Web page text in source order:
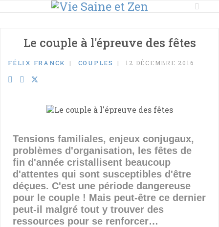
Le couple à l'épreuve des fêtes
FÉLIX FRANCK COUPLES 12 DÉCEMBRE 2016
Tensions familiales, enjeux conjugaux,
problèmes d'organisation, les fêtes de
fin d'année cristallisent beaucoup
d'attentes qui sont susceptibles d'être
déçues. C'est une période dangereuse
pour le couple ! Mais peut-être ce dernier
peut-il malgré tout y trouver des
ressources pour se renforcer…